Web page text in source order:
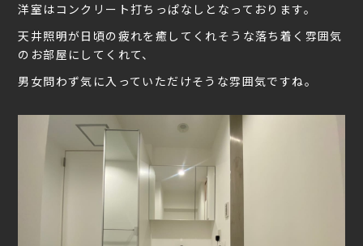
洋室はコンクリート打ちっぱなしとなっております。
天井照明が日頃の疲れを癒してくれそうな落ち着く雰囲気
のお部屋にしてくれて、
男女問わず気に入っていただけそうな雰囲気ですね。